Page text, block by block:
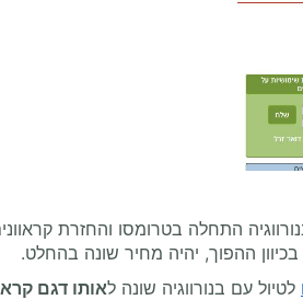
התחלה בטרומסו והחזרת
ההפוך, יהיה מחיר שונה בהחלט.
לטיול עם בנורווגיה שונה לאותו דגם